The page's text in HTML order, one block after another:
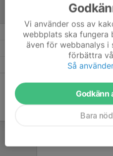
ALLA ÅR
Säsongen 25/26
Säsongen 24/25
Vi använder oss av
webbplats ska fungera
även för webbanalys
förbättra
Så
Godkänn
Bara